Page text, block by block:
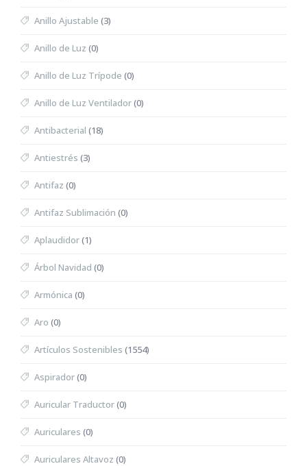
Anillo Ajustable (3)
Anillo de Luz (0)
Anillo de Luz Trípode (0)
Anillo de Luz Ventilador(0)
Antibacterial (18)
Antiestrés (3)
Antifaz (0)
Antifaz Sublimación (0)
Aplaudidor(1)
Árbol Navidad (0)
Armónica (0)
Aro (0)
Artículos Sostenibles (1554)
Aspirador(0)
Auricular Traductor(0)
Auriculares (0)
Auriculares Altavoz (0)